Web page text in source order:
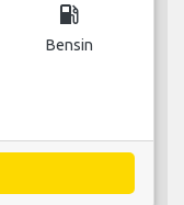
local_gas_station
Bensin